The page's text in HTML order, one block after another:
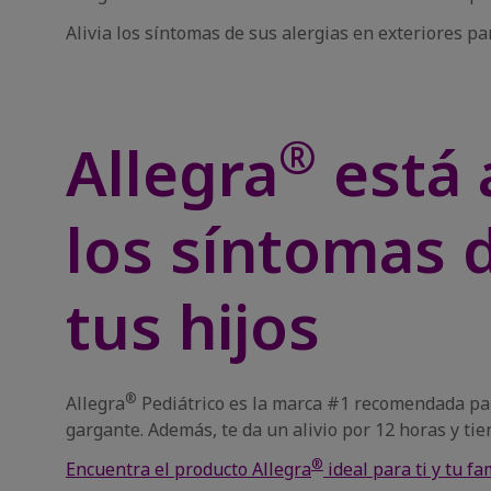
Alivia los síntomas de sus alergias en exteriores
Allegra® está
los síntomas
tus hijos
Allegra® Pediátrico es la marca #1 recomendada
gargante. Además, te da un alivio por 12 horas y
Encuentra el producto Allegra® ideal para ti y tu